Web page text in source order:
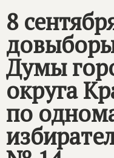
8
Думы
округа
по